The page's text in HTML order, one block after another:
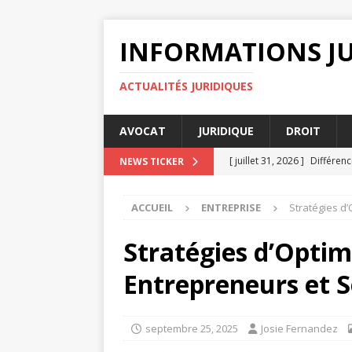
INFORMATIONS
ACTUALITÉS JURIDIQUES
AVOCAT JURIDIQUE DROIT
NEWS TICKER [ juillet 31, 2026 ]
[ juillet 27, 2026 ]
[ juillet 23, 2026 ]
[ juillet 19, 2026 ]
Non
DROIT
[ août 4, 2026 ]
Pourquoi
ACCUEIL ENTREPRISE Stratégies
Stratégies
Entrepreneurs et
septembre 25, 2025 Josie Fernandez